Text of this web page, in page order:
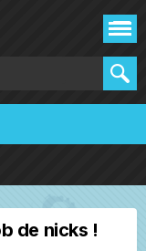
de nicks !